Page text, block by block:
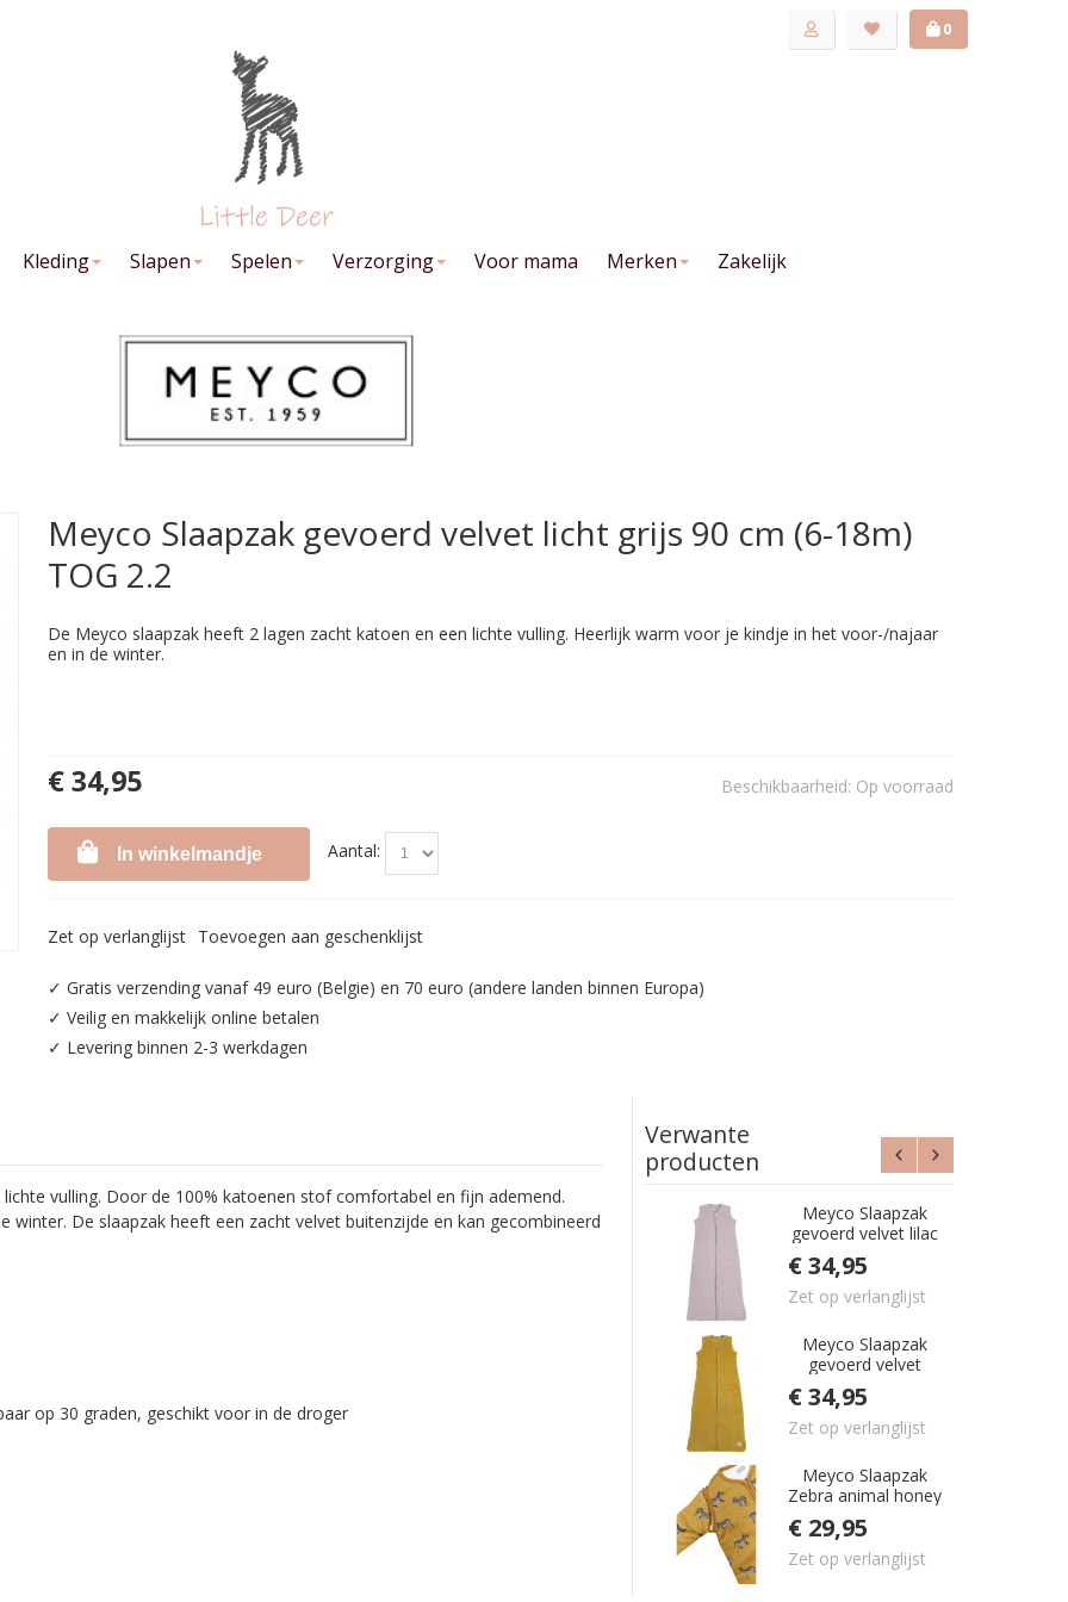
0
Kleding Slapen Spelen Verzorging Voor mama Merken Zakelijk
Meyco Slaapzak gevoerd velvet licht grijs 90 cm (6-18m)
TOG 2.2
De Meyco slaapzak heeft 2 lagen zacht katoen en een lichte vulling. Heerlijk warm voor je kindje in het voor-/najaar
en in de winter.
Beschikbaarheid: Op voorraad
€ 34,95
Aantal:
In winkelmandje
Zet op verlanglijst Toevoegen aan geschenklijst
✓ Gratis verzending vanaf 49 euro (Belgie) en 70 euro (andere landen binnen Europa)
✓ Veilig en makkelijk online betalen
✓ Levering binnen 2-3 werkdagen
vulling. Door de 100% katoenen stof comfortabel en fijn ademend.
De slaapzak heeft een zacht velvet buitenzijde en kan gecombineerd
op 30 graden, geschikt voor in de droger
Verwante
producten
Meyco Slaapzak
gevoerd velvet lilac
90 cm (6-18m) TOG
2.2
€ 34,95
Zet op verlanglijst
Meyco Slaapzak
gevoerd velvet
honey gold 90 cm
(6-18m) TOG 2.2
€ 34,95
Zet op verlanglijst
Meyco Slaapzak
Zebra animal honey
gold 90 cm (6-18m)
TOG 2.3
€ 29,95
Zet op verlanglijst